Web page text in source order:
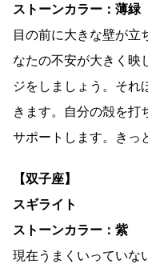
ストーンカラー：薄緑
目の前に大きな壁が立
なたの不安が大きく映
ジをしましょう。それ
きます。自分の殻を打
サポートします。きっ
【双子座】
スギライト
ストーンカラー：紫
現在うまくいっていな